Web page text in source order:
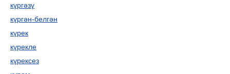
күргәзү
күргән-белгән
күрек
күрекле
күрексез